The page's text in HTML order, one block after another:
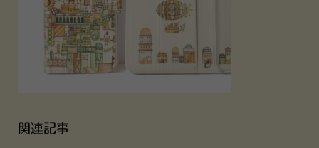
関連記事